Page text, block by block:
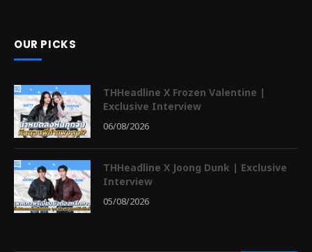
OUR PICKS
THHeadline X Frozen Valentine |
Exclusive Interview
06/08/2026
THHeadline X Joong Dunk | Exclusive
Interview
05/08/2026